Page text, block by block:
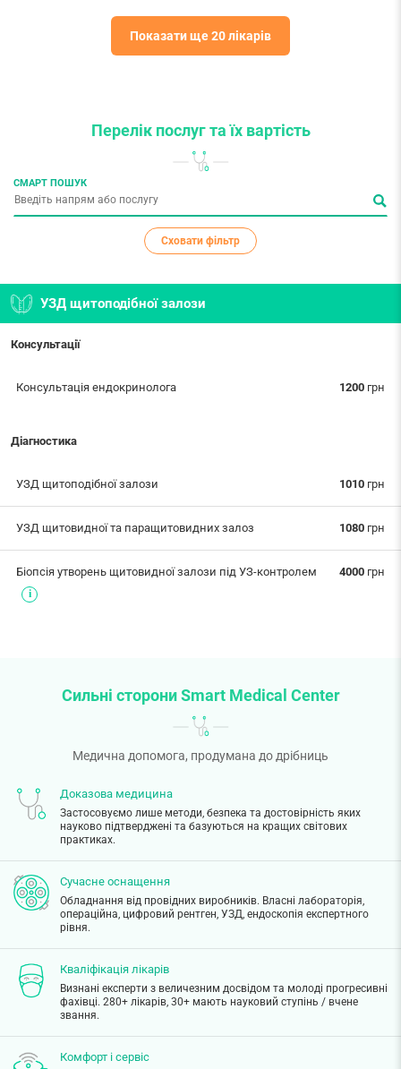
Показати ще 20 лікарів
Перелік послугта їх вартість
СМАРТ ПОШУК
Сховати фільтр
УЗД щитоподібної залози
Консультації
1200 грн
Консультація ендокринолога
Діагностика
1010 грн
УЗД щитоподібної залози
1080 грн
УЗД щитовидної та паращитовидних залоз
4000 грн
Біопсія утворень щитовидної залози під УЗ-контролем
Сильні сторони Smart Medical Center
Медична допомога, продумана до дрібниць
Доказова медицина
Застосовуємо лише методи, безпека та достовірність яких
науково підтверджені та базуються на кращих світових
практиках.
Сучасне оснащення
Обладнання від провідних виробників. Власні лабораторія,
операційна, цифровий рентген, УЗД, ендоскопія експертного
рівня.
Кваліфікація лікарів
Визнані експерти з величезним досвідом та молоді прогресивні
фахівці. 280+ лікарів, 30+ мають науковий ступінь / вчене
звання.
Комфорт і сервіс